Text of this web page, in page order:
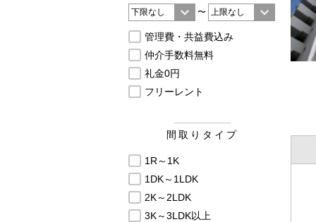
〜
管理費・共益費込み
仲介手数料無料
礼金0円
フリーレント
間取りタイプ
1R～1K
1DK～1LDK
2K～2LDK
3K～3LDK以上